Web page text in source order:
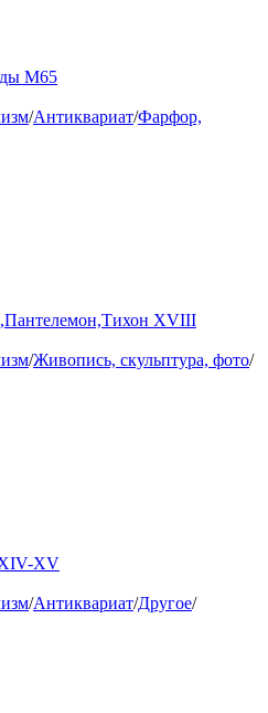
М65
/Антиквариат/Фарфор,
XVIII
/Живопись, скульптура, фото/
XV
/Антиквариат/Другое/